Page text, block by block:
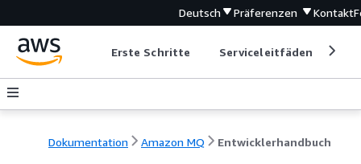
Deutsch Präferenzen Kontakt
Erste Schritte Serviceleitfäden
Dokumentation Amazon MQ Entwicklerhandbuch